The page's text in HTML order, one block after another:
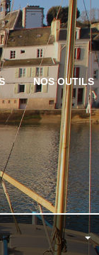
NOS OUTILS